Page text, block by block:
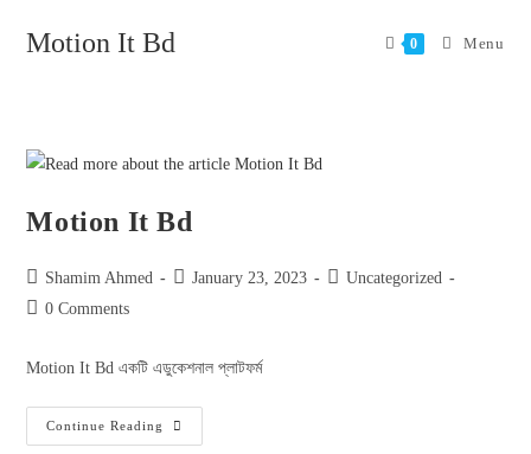
Motion It Bd 0 Menu
Motion It Bd
Shamim Ahmed January 23, 2023
Uncategorized
0 Comments
Motion It Bd একটি এডুকেশনাল প্লাটফর্ম
Continue Reading